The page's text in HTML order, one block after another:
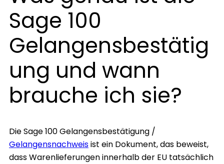
Sage 100
Gelangensbestätig
ung und wann
brauche ich sie?
Die Sage 100 Gelangensbestätigung /
Gelangensnachweisist ein Dokument, das beweist,
dass Warenlieferungen innerhalb der EU tatsächlich